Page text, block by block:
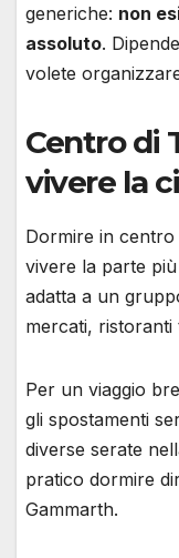
generiche: non
assoluto.
volete
Centro di
vivere la
Dormire in
vivere la parte
adatta a un
mercati, ristoranti
Per un viaggio
gli spostamenti
diverse serate
pratico dormire
Gammarth.